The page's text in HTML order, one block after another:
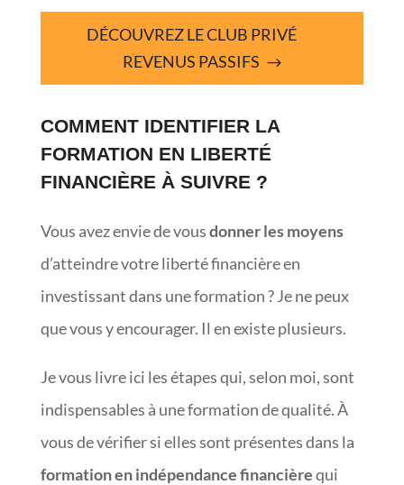
DÉCOUVREZ LE CLUB PRIVÉ
REVENUS PASSIFS
COMMENT IDENTIFIER LA
FORMATION EN LIBERTÉ
FINANCIÈRE À SUIVRE ?
Vous avez envie de vousdonner les moyens
d’atteindre votre liberté financière en
investissant dans une formation ? Je ne peux
que vous y encourager. Il en existe plusieurs.
Je vous livre ici les étapes qui, selon moi, sont
indispensables à une formation de qualité. À
vous de vérifier si elles sont présentes dans la
formation en indépendance financièrequi